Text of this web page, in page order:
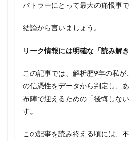
バトラーにとって最大の痛恨事で
結論から言いましょう。
リーク情報には明確な「読み解
この記事では、解析歴9年の私
の信憑性をデータから判定し、
布陣で迎えるための「後悔しな
す。
この記事を読み終える頃には、